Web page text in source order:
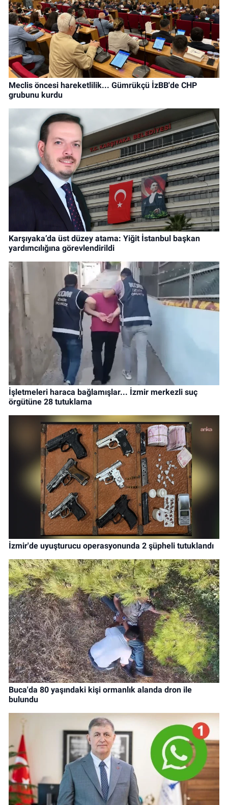
Meclis öncesi hareketlilik... Gümrükçü İzBB'de CHP
grubunu kurdu
Karşıyaka’da üst düzey atama: Yiğit İstanbul başkan
yardımcılığına görevlendirildi
İşletmeleri haraca bağlamışlar... İzmir merkezli suç
örgütüne 28 tutuklama
İzmir'de uyuşturucu operasyonunda 2 şüpheli tutuklandı
Buca'da 80 yaşındaki kişi ormanlık alanda dron ile
bulundu